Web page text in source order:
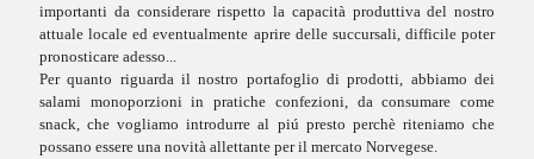
importanti da considerare rispetto la capacità produttiva del nostro
attuale locale ed eventualmente aprire delle succursali, difficile poter
pronosticare adesso...
Per quanto riguarda il nostro portafoglio di prodotti, abbiamo dei
salami monoporzioni in pratiche confezioni, da consumare come
snack, che vogliamo introdurre al piú presto perchè riteniamo che
possano essere una novità allettante per il mercato Norvegese.